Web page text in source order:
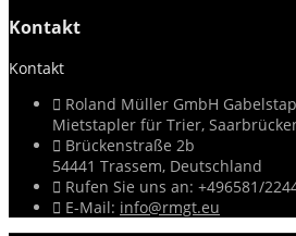
Kontakt
Kontakt
 Roland Müller GmbH
Mietstapler für Trier,
 Brückenstraße 2b
54441 Trassem, Deutschland
 Rufen Sie uns an: +496581/
 E-Mail: info@rmgt.eu